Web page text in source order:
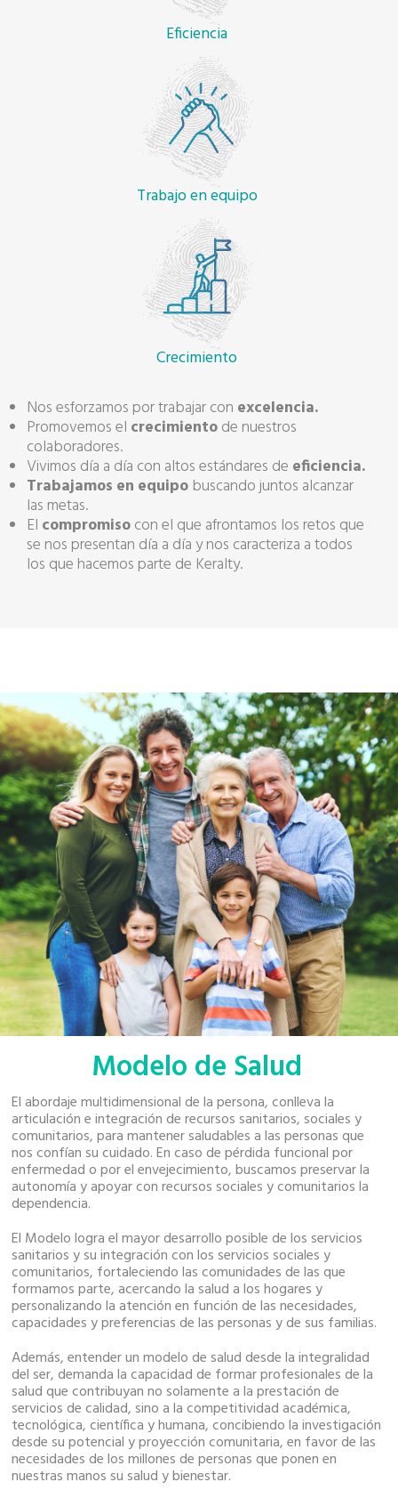
Eficiencia
Trabajo en equipo
Crecimiento
Nos esforzamos por trabajar con excelencia.
Promovemos el crecimientode nuestros
colaboradores.
Vivimos día a día con altos estándares de eficiencia.
Trabajamos en equipobuscando juntos alcanzar
las metas.
El compromisocon el que afrontamos los retos que
se nos presentan día a día y nos caracteriza a todos
los que hacemos parte de Keralty.
Modelo de Salud
El abordaje multidimensional de la persona, conlleva la
articulación e integración de recursos sanitarios, sociales y
comunitarios, para mantener saludables a las personas que
nos confían su cuidado. En caso de pérdida funcional por
enfermedad o por el envejecimiento, buscamos preservar la
autonomía y apoyar con recursos sociales y comunitarios la
dependencia.
El Modelo logra el mayor desarrollo posible de los servicios
sanitarios y su integración con los servicios sociales y
comunitarios, fortaleciendo las comunidades de las que
formamos parte, acercando la salud a los hogares y
personalizando la atención en función de las necesidades,
capacidades y preferencias de las personas y de sus familias.
Además, entender un modelo de salud desde la integralidad
del ser, demanda la capacidad de formar profesionales de la
salud que contribuyan no solamente a la prestación de
servicios de calidad, sino a la competitividad académica,
tecnológica, científica y humana, concibiendo la investigación
desde su potencial y proyección comunitaria, en favor de las
necesidades de los millones de personas que ponen en
nuestras manos su salud y bienestar.